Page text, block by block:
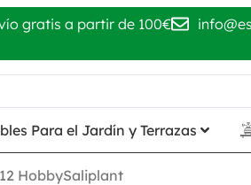
gratis a partir de 100€
Para el Jardín y Terrazas
HobbySaliplant